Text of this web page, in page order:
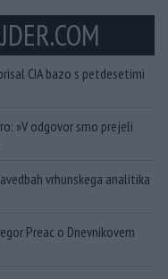
CIA bazo s petdesetimi
»V odgovor smo prejeli
vrhunskega analitika
Preac o Dnevnikovem